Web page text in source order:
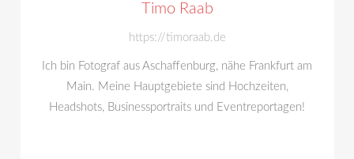
Timo Raab
https://timoraab.de
Ich bin Fotograf aus Aschaffenburg, nähe Frankfurt am
Main. Meine Hauptgebiete sind Hochzeiten,
Headshots, Businessportraits und Eventreportagen!